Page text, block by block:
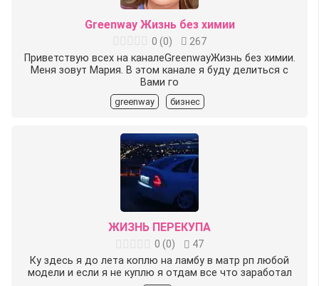
Greenway Жизнь без химии
0 (0)
267
Приветствую всех на каналеGreenwayЖизнь без химии.
Меня зовут Мария. В этом канале я буду делиться с
Вами го
greenway бизнес
ЖИЗНЬ ПЕРЕКУПА
0 (0)
47
Ку здесь я до лета коплю на ламбу в матр рп любой
модели и если я не куплю я отдам все что заработал